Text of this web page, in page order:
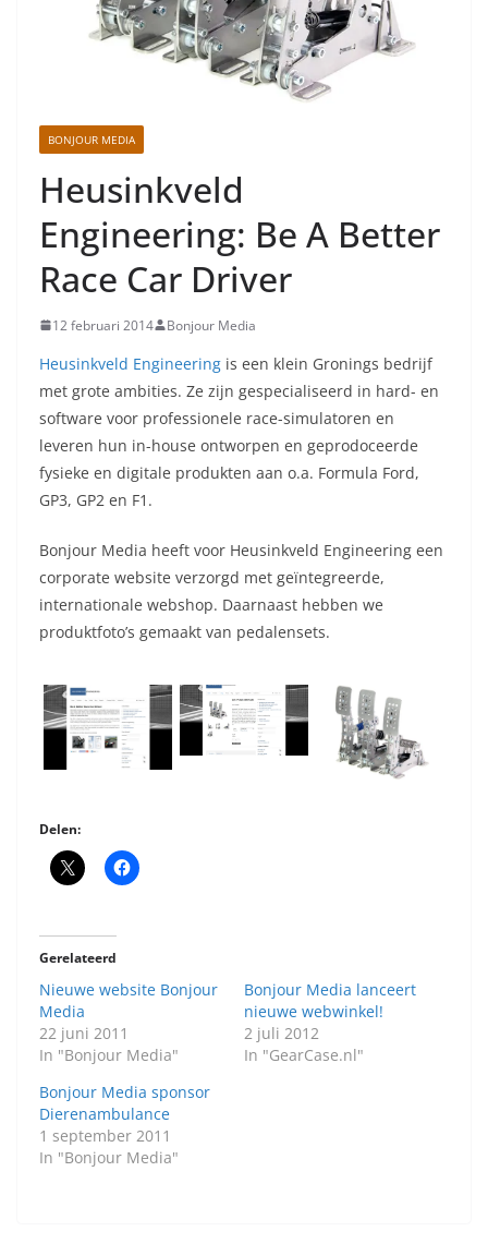
BONJOUR MEDIA
Heusinkveld
Engineering: Be A Better
Race Car Driver
12 februari 2014 Bonjour Media
Heusinkveld Engineering is een klein Gronings bedrijf
met grote ambities. Ze zijn gespecialiseerd in hard- en
software voor professionele race-simulatoren en
leveren hun in-house ontworpen en geprodoceerde
fysieke en digitale produkten aan o.a. Formula Ford,
GP3, GP2 en F1.
Bonjour Media heeft voor Heusinkveld Engineering een
corporate website verzorgd met geïntegreerde,
internationale webshop. Daarnaast hebben we
produktfoto’s gemaakt van pedalensets.
Delen:
Gerelateerd
Nieuwe website Bonjour
Media
22 juni 2011
In "Bonjour Media"
Bonjour Media lanceert
nieuwe webwinkel!
2 juli 2012
In "GearCase.nl"
Bonjour Media sponsor
Dierenambulance
1 september 2011
In "Bonjour Media"